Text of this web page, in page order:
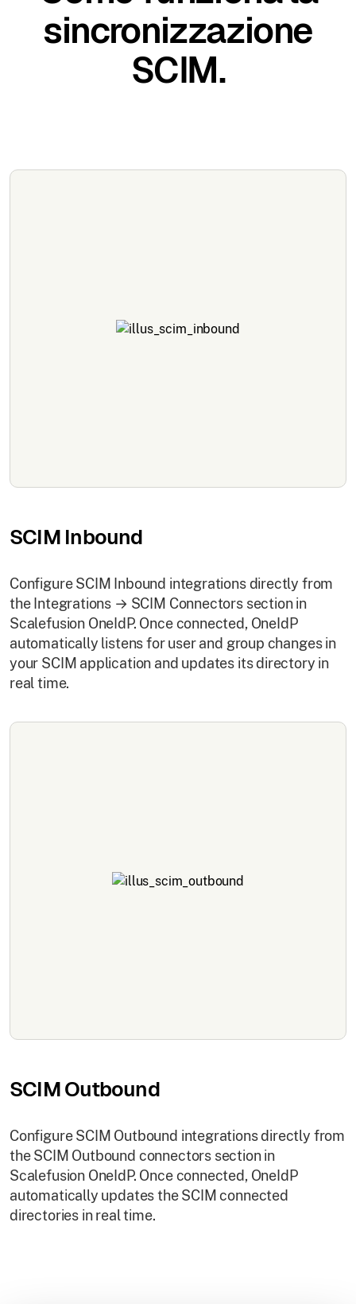
sincronizzazione
SCIM.
SCIM Inbound
Configure SCIM Inbound integrations directly from
the Integrations → SCIM Connectors section in
Scalefusion OneIdP. Once connected, OneIdP
automatically listens for user and group changes in
your SCIM application and updates its directory in
real time.
SCIM Outbound
Configure SCIM Outbound integrations directly from
the SCIM Outbound connectors section in
Scalefusion OneIdP. Once connected, OneIdP
automatically updates the SCIM connected
directories in real time.